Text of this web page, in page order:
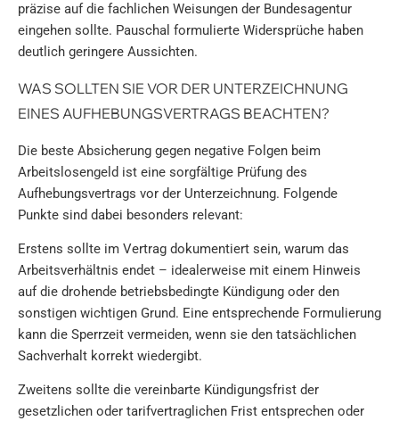
präzise auf die fachlichen Weisungen der Bundesagentur
eingehen sollte. Pauschal formulierte Widersprüche haben
deutlich geringere Aussichten.
WAS SOLLTEN SIE VOR DER UNTERZEICHNUNG
EINES AUFHEBUNGSVERTRAGS BEACHTEN?
Die beste Absicherung gegen negative Folgen beim
Arbeitslosengeld ist eine sorgfältige Prüfung des
Aufhebungsvertrags vor der Unterzeichnung. Folgende
Punkte sind dabei besonders relevant:
Erstens sollte im Vertrag dokumentiert sein, warum das
Arbeitsverhältnis endet – idealerweise mit einem Hinweis
auf die drohende betriebsbedingte Kündigung oder den
sonstigen wichtigen Grund. Eine entsprechende Formulierung
kann die Sperrzeit vermeiden, wenn sie den tatsächlichen
Sachverhalt korrekt wiedergibt.
Zweitens sollte die vereinbarte Kündigungsfrist der
gesetzlichen oder tarifvertraglichen Frist entsprechen oder